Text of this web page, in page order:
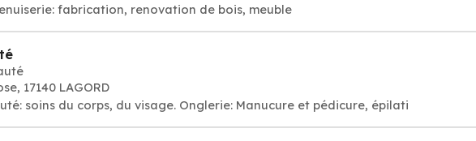
fabrication, renovation de bois, meuble
17140 LAGORD
soins du corps, du visage. Onglerie: Manucure et pédicure, épilati